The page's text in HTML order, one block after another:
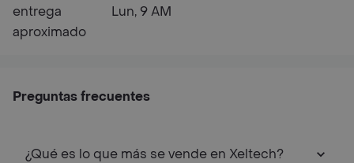
entrega
aproximado
Lun, 9 AM
Preguntas frecuentes
¿Qué es lo que más se vende en Xeltech?